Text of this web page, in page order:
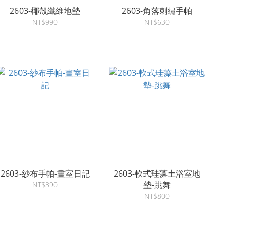
2603-椰殼纖維地墊
NT$990
2603-角落刺繡手帕
NT$630
2603-紗布手帕-畫室日記
NT$390
2603-軟式珪藻土浴室地
墊-跳舞
NT$800